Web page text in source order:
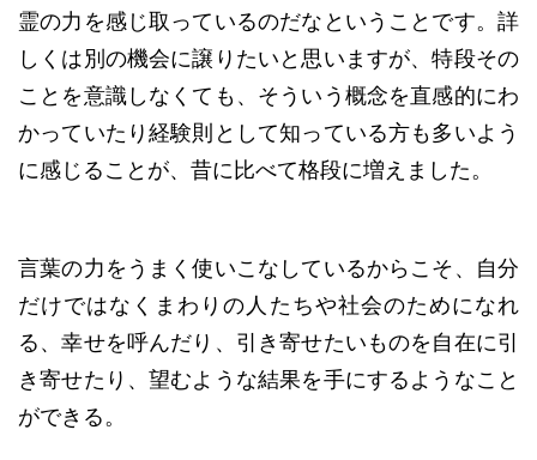
霊の力を感じ取っているのだなということです。詳
しくは別の機会に譲りたいと思いますが、特段その
ことを意識しなくても、そういう概念を直感的にわ
かっていたり経験則として知っている方も多いよう
に感じることが、昔に比べて格段に増えました。
言葉の力をうまく使いこなしているからこそ、自分
だけではなくまわりの人たちや社会のためになれ
る、幸せを呼んだり、引き寄せたいものを自在に引
き寄せたり、望むような結果を手にするようなこと
ができる。